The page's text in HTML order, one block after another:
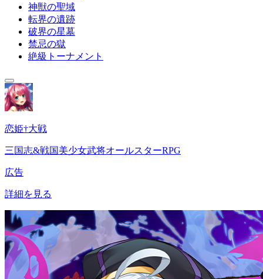
神獣の聖域
転界の遺跡
破界の星墓
禁忌の獄
絶級トーナメント
恋姫†大戦
三国志&戦国美少女武将オールスターRPG
広告
詳細を見る